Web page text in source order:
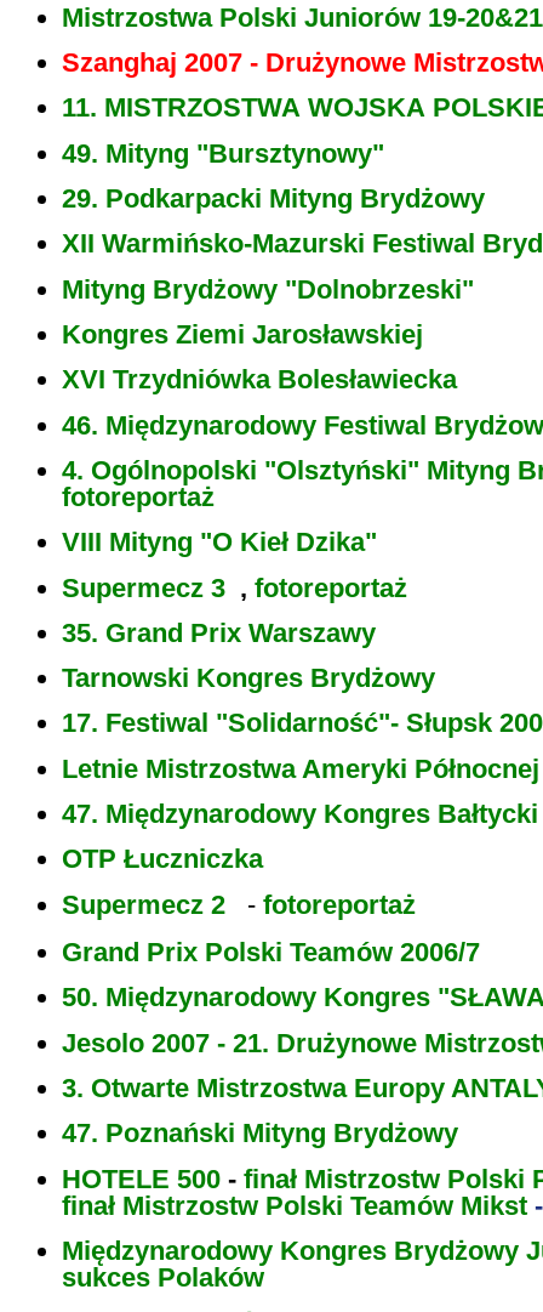
Mistrzostwa Polski Juniorów 19-
Szanghaj 2007 - Drużynowe
11. MISTRZOSTWA WOJSKA
49. Mityng "Bursztynowy"
29. Podkarpacki Mityng Brydżowy
XII Warmińsko-Mazurski Festiwal
Mityng Brydżowy "Dolnobrzeski"
Kongres Ziemi Jarosławskiej
XVI Trzydniówka Bolesławiecka
46. Międzynarodowy Festiwal
4. Ogólnopolski "Olsztyński" Mityng
fotoreportaż
VIII Mityng "O Kieł Dzika"
Supermecz 3 , fotoreportaż
35. Grand Prix Warszawy
Tarnowski Kongres Brydżowy
17. Festiwal "Solidarność"- Słupsk
Letnie Mistrzostwa Ameryki Północnej
47. Międzynarodowy Kongres Bałtycki
OTP Łuczniczka
Supermecz 2
- fotoreportaż
Grand Prix Polski Teamów 2006/7
50. Międzynarodowy Kongres
Jesolo 2007 - 21. Drużynowe
3. Otwarte Mistrzostwa Europy
47. Poznański Mityng Brydżowy
HOTELE 500 - finał Mistrzostw Polski
finał Mistrzostw Polski Teamów Mikst
Międzynarodowy Kongres Brydżowy
sukces Polaków